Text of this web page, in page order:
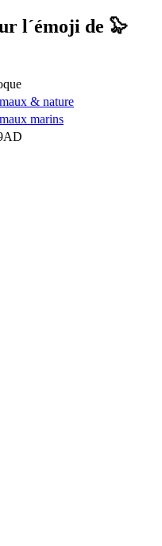
l´émoji de 🦭
& nature
marins